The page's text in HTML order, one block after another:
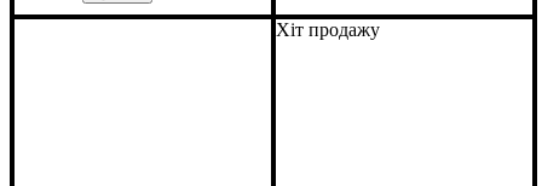
Призначення лампи:
Напруга, V: 10-15V
Кількість в упаковці: 1 шт.
Габаритні вогні
CREE
SMD
Хіт продажу